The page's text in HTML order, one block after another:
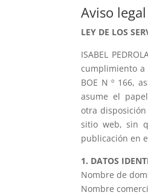
Aviso legal
LEY DE LOS
ISABEL
cumplimiento a
BOE N º 166,
asume el
otra
sitio web, sin
publicación en
1. DATOS
Nombre de
Nombre